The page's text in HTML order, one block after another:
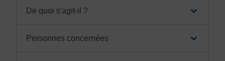
De quoi s'agit-il ?
Personnes concernées